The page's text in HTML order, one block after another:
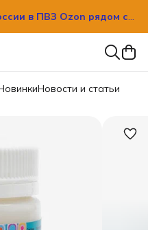
в ПВЗ Ozon рядом с
в ПВЗ Ozon рядом с
Новости и статьи